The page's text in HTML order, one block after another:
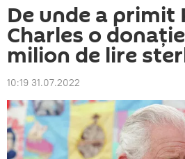
De unde a primit
Charles o
milion de lire
10:19 31.07.2022